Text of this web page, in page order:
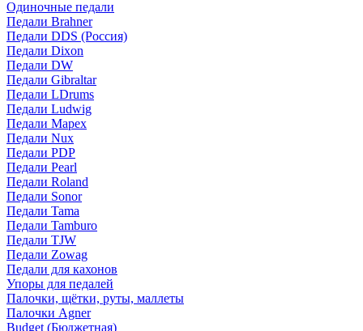
Одиночные педали
Педали Brahner
Педали DDS (Россия)
Педали Dixon
Педали DW
Педали Gibraltar
Педали LDrums
Педали Ludwig
Педали Mapex
Педали Nux
Педали PDP
Педали Pearl
Педали Roland
Педали Sonor
Педали Tama
Педали Tamburo
Педали TJW
Педали Zowag
Педали для кахонов
Упоры для педалей
Палочки, щётки, руты, маллеты
Палочки Agner
Budget (Бюджетная)